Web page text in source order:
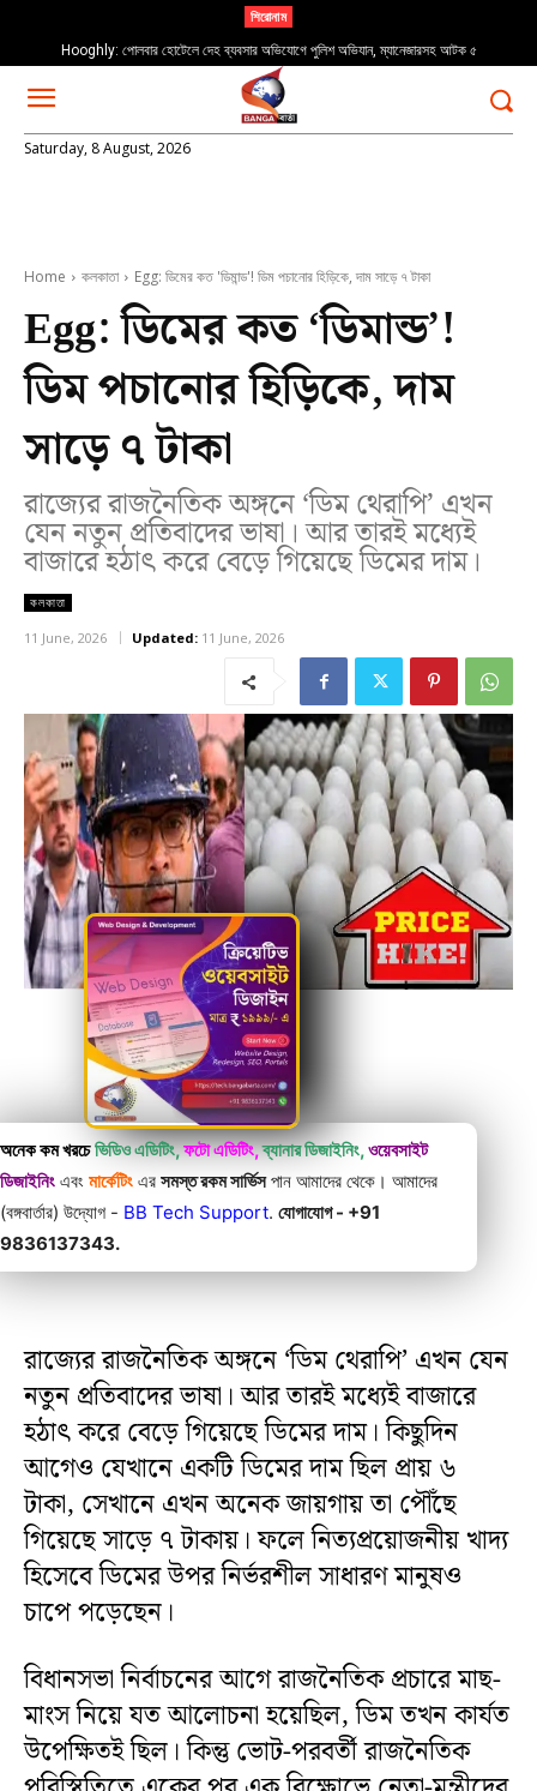
শিরোনাম
Hooghly: পোলবার হোটেলে দেহ ব্যবসার অভিযোগে পুলিশ অভিযান, ম্যানেজারসহ আটক ৫
Saturday, 8 August, 2026
Home কলকাতা Egg: ডিমের কত 'ডিমান্ড'! ডিম পচানোর হিড়িকে, দাম সাড়ে ৭ টাকা
Egg: ডিমের কত ‘ডিমান্ড’!
ডিম পচানোর হিড়িকে, দাম
সাড়ে ৭ টাকা
রাজ্যের রাজনৈতিক অঙ্গনে ‘ডিম থেরাপি’ এখন
যেন নতুন প্রতিবাদের ভাষা। আর তারই মধ্যেই
বাজারে হঠাৎ করে বেড়ে গিয়েছে ডিমের দাম।
কলকাতা
11 June, 2026 Updated: 11 June, 2026
অনেক কম খরচে ভিডিও এডিটিং,ফটো এডিটিং,ব্যানার ডিজাইনিং,ওয়েবসাইট
ডিজাইনিং এবং মার্কেটিং এর সমস্ত রকম সার্ভিসপান আমাদের থেকে। আমাদের
(বঙ্গবার্তার) উদ্যোগ - BB Tech Support. যোগাযোগ - +91
9836137343.
রাজ্যের রাজনৈতিক অঙ্গনে ‘ডিম থেরাপি’ এখন যেন
নতুন প্রতিবাদের ভাষা। আর তারই মধ্যেই বাজারে
হঠাৎ করে বেড়ে গিয়েছে ডিমের দাম। কিছুদিন
আগেও যেখানে একটি ডিমের দাম ছিল প্রায় ৬
টাকা, সেখানে এখন অনেক জায়গায় তা পৌঁছে
গিয়েছে সাড়ে ৭ টাকায়। ফলে নিত্যপ্রয়োজনীয় খাদ্য
হিসেবে ডিমের উপর নির্ভরশীল সাধারণ মানুষও
চাপে পড়েছেন।
বিধানসভা নির্বাচনের আগে রাজনৈতিক প্রচারে মাছ-
মাংস নিয়ে যত আলোচনা হয়েছিল, ডিম তখন কার্যত
উপেক্ষিতই ছিল। কিন্তু ভোট-পরবর্তী রাজনৈতিক